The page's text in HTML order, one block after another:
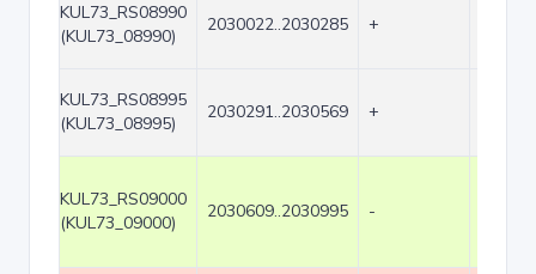
KUL73_RS08990
(KUL73_08990)
2030022..2030285 +
KUL73_RS08995
(KUL73_08995)
2030291..2030569 +
KUL73_RS09000
(KUL73_09000)
2030609..2030995 -